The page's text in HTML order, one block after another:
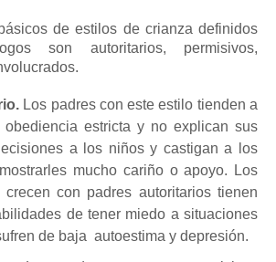
de estilos de crianza definidos
son autoritarios, permisivos,
Los padres con este estilo tienden a
obediencia estricta y no explican sus
a los niños y castigan a los
mucho cariño o apoyo.
Los
crecen con padres autoritarios tienen
de tener miedo a situaciones
de baja autoestima y depresión.